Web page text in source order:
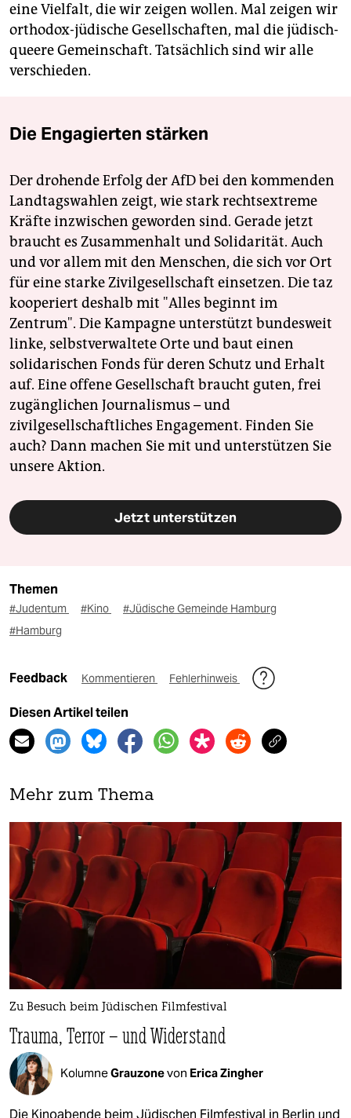
eine Vielfalt, die wir zeigen wollen. Mal zeigen wir
orthodox-jüdische Gesellschaften, mal die jüdisch-
queere Gemeinschaft. Tatsächlich sind wir alle
verschieden.
Die Engagierten stärken
Der drohende Erfolg der AfD bei den kommenden
Landtagswahlen zeigt, wie stark rechtsextreme
Kräfte inzwischen geworden sind. Gerade jetzt
braucht es Zusammenhalt und Solidarität. Auch
und vor allem mit den Menschen, die sich vor Ort
für eine starke Zivilgesellschaft einsetzen. Die taz
kooperiert deshalb mit "Alles beginnt im
Zentrum". Die Kampagne unterstützt bundesweit
linke, selbstverwaltete Orte und baut einen
solidarischen Fonds für deren Schutz und Erhalt
auf. Eine offene Gesellschaft braucht guten, frei
zugänglichen Journalismus – und
zivilgesellschaftliches Engagement. Finden Sie
auch? Dann machen Sie mit und unterstützen Sie
unsere Aktion.
Jetzt unterstützen
Themen
#Judentum #Kino
#Jüdische Gemeinde Hamburg
#Hamburg
Feedback Kommentieren Fehlerhinweis
Diesen Artikel teilen
Mehr zum Thema
Zu Besuch beim Jüdischen Filmfestival
Trauma, Terror – und Widerstand
KolumneGrauzonevon Erica Zingher
Die Kinoabende beim Jüdischen Filmfestival in Berlin und